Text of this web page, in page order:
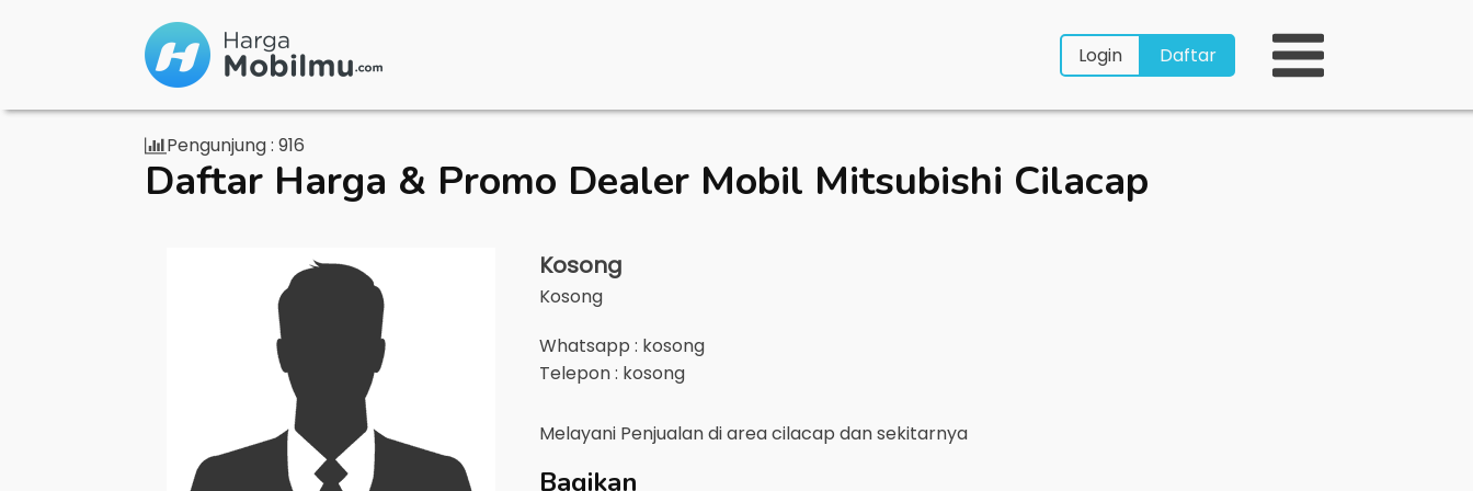
Login Daftar
Pengunjung : 916
Daftar Harga & Promo Dealer Mobil Mitsubishi Cilacap
Kosong
Kosong
Whatsapp : kosong
Telepon : kosong
Melayani Penjualan di areacilacap dan sekitarnya
Bagikan